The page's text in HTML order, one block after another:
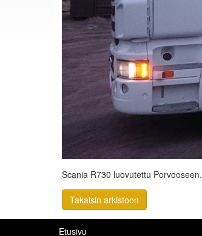
Scania R730 luovutettu Porvooseen.
Takaisin arkistoon
Etusivu